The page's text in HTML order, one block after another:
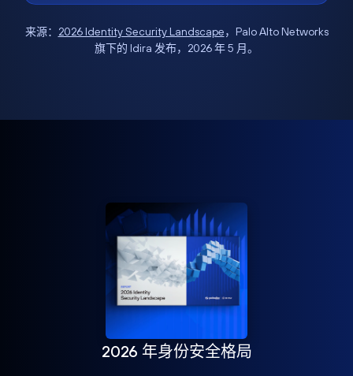
来源： 2026 Identity Security Landscape，Palo Alto Networks
旗下的 Idira 发布，2026 年 5 月。
2026 年身份安全格局